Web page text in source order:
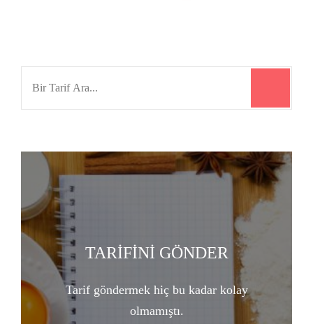
TARİFİNİ GÖNDER
Tarif göndermek hiç bu kadar kolay
olmamıştı.